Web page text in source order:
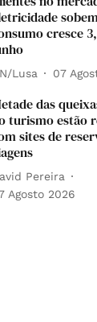
cresce
Lusa 07
das
turismo estão
sites de
Pereira
Agosto 2026